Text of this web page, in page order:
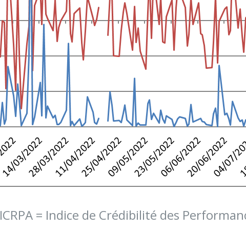
ICRPA = Indice de Crédibilité des